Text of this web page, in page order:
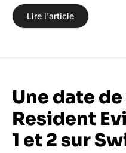
Lire l'article
Une date
Resident
1 et 2 sur